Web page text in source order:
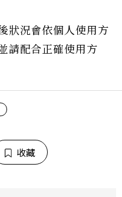
狀況會依個人使用方
請配合正確使用方
收藏